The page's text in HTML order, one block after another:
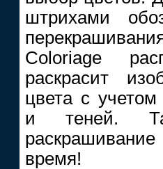
штрихами
Coloriage
раскрасит
цвета с учетом
и теней.
время!